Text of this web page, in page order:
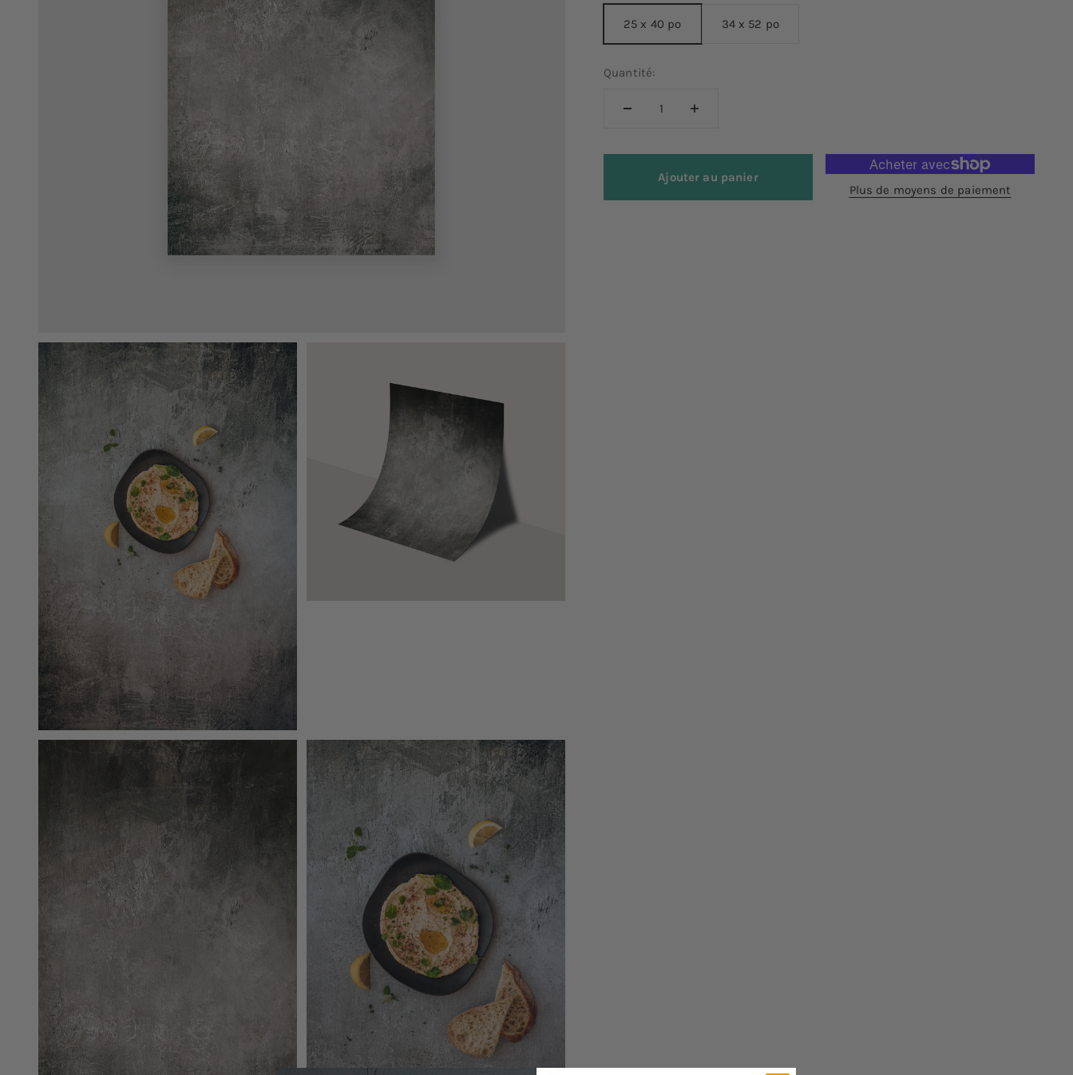
25 x 40 po 34 x 52 po
Quantité:
Ajouter au panier
Plus de moyens de paiement